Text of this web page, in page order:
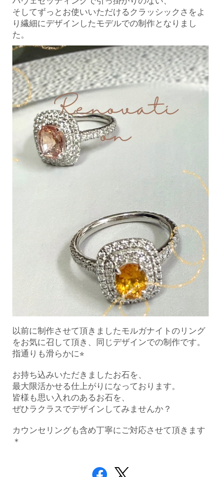
そしてずっとお使いいただけるクラッシックさをよ
り繊細にデザインしたモデルでの制作となりまし
た。
以前に制作させて頂きましたモルガナイトのリング
をお気に召して頂き、
同じデザインでの制作です。
指通りも滑らかに⭐︎
お持ち込みいただきましたお石を、
最大限活かせる仕上がりになっております。
皆様も思い入れのあるお石を、
ぜひラクラスでデザインしてみませんか？
カウンセリングも含め丁寧にご対応させて頂きます
＊